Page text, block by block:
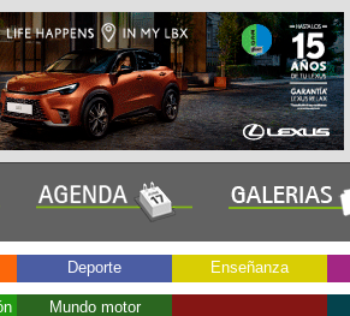
Deporte Enseñanza
Mundo motor